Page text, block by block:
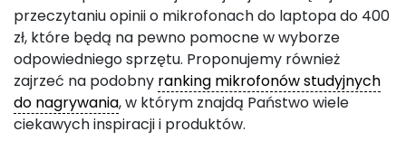
przeczytaniu opinii o mikrofonach do laptopa do 400
zł, które będą na pewno pomocne w wyborze
odpowiedniego sprzętu. Proponujemy również
zajrzeć na podobny ranking mikrofonów studyjnych
do nagrywania, w którym znajdą Państwo wiele
ciekawych inspiracji i produktów.